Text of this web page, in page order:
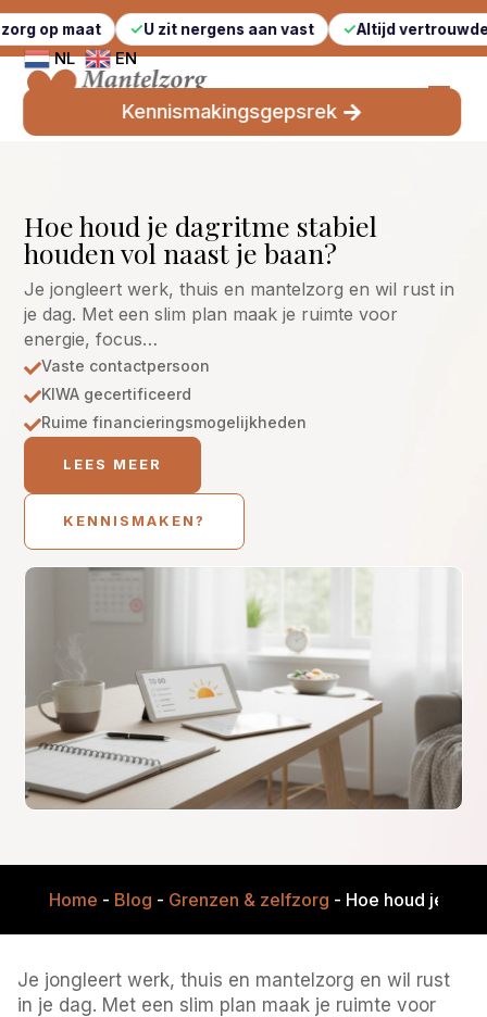
U zit nergens aan vast Altijd vertrouwde gezichten
NL EN
Kennismakingsgepsrek
Hoe houd je dagritme stabiel
houden vol naast je baan?
Je jongleert werk, thuis en mantelzorg en wil rust in
je dag. Met een slim plan maak je ruimte voor
energie, focus…
Vaste contactpersoon
KIWA gecertificeerd
Ruime financieringsmogelijkheden
LEES MEER
KENNISMAKEN?
Home - Blog - Grenzen & zelfzorg - Hoe houd je
Je jongleert werk, thuis en mantelzorg en wil rust
in je dag. Met een slim plan maak je ruimte voor